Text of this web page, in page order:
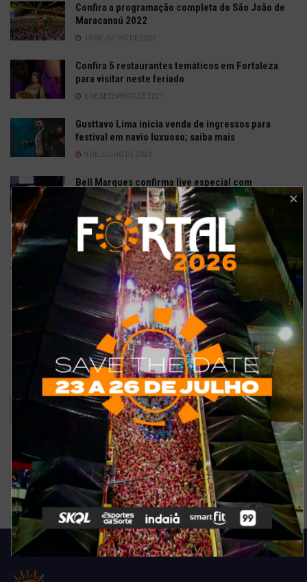
Confira a programação completa do São João de
Maracanaú 2022
19 DE JULHO DE 2022
Confira 5 restaurantes temáticos em Fortaleza
para visitar neste feriado
6 DE SETEMBRO DE 2021
Gusttavo Lima inicia venda de ingressos para
festival em navio luxuoso; saiba mais
9 DE JULHO DE 2021
Bell Marques confirma live especial com
repertório do show ‘Só As Antigas’
6 DE ABRIL DE 2020
Enquetes
Como está o meu site?
Excelente
Pode ser melhorado
Sem comentários
Ver resultados
Arquivo de enquete